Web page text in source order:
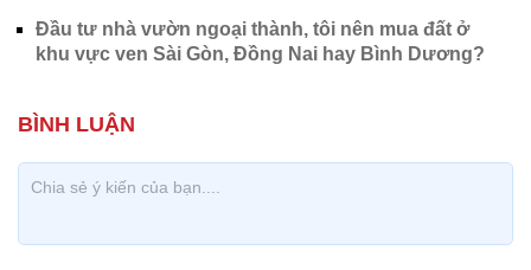
Đầu tư nhà vườn ngoại thành, tôi nên mua đất ở
khu vực ven Sài Gòn, Đồng Nai hay Bình Dương?